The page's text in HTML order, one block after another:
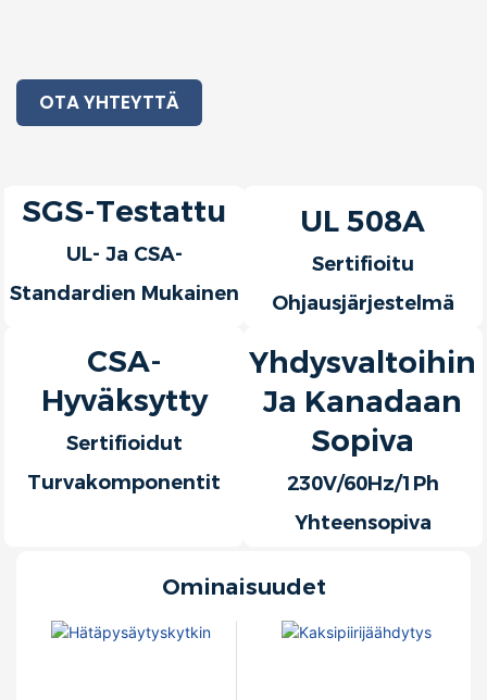
OTA YHTEYTTÄ
SGS-Testattu
UL- Ja CSA-
Standardien Mukainen
UL 508A
Sertifioitu
Ohjausjärjestelmä
CSA-
Hyväksytty
Sertifioidut
Turvakomponentit
Yhdysvaltoihin
Ja Kanadaan
Sopiva
230V/60Hz/1Ph
Yhteensopiva
Ominaisuudet